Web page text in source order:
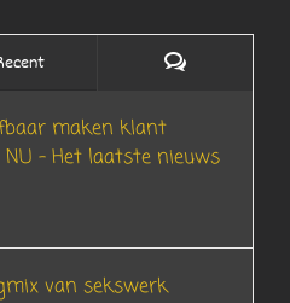
Reacties
maken klant
– Het laatste nieuws
van sekswerk